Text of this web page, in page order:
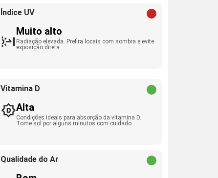
Índice UV
Muito alto
Radiação elevada. Prefira locais com sombra e evite
exposição direta.
Vitamina D
Alta
Condições ideais para absorção da vitamina D.
Tome sol por alguns minutos com cuidado.
Qualidade do Ar